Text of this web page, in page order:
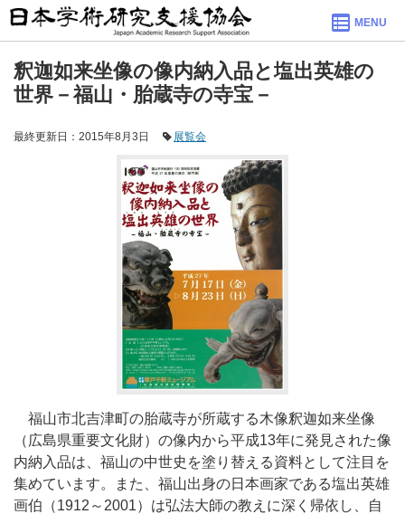
MENU
釈迦如来坐像の像内納入品と塩出英雄の
世界－福山・胎蔵寺の寺宝－
最終更新日：2015年8月3日 展覧会
福山市北吉津町の胎蔵寺が所蔵する木像釈迦如来坐像
（広島県重要文化財）の像内から平成13年に発見された像
内納入品は、福山の中世史を塗り替える資料として注目を
集めています。また、福山出身の日本画家である塩出英雄
画伯（1912～2001）は弘法大師の教えに深く帰依し、自